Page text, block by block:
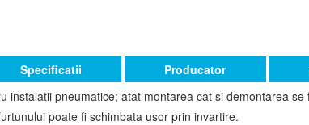
instalatii pneumatice; atat montarea cat si demontarea
poate fi schimbata usor prin invartire.
Specificatii Producator